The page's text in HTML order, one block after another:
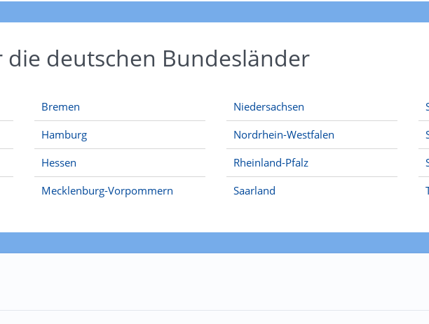
die deutschen Bundesländer
Bremen
Hamburg
Hessen
Mecklenburg-Vorpommern
Niedersachsen
Nordrhein-Westfalen
Rheinland-Pfalz
Saarland